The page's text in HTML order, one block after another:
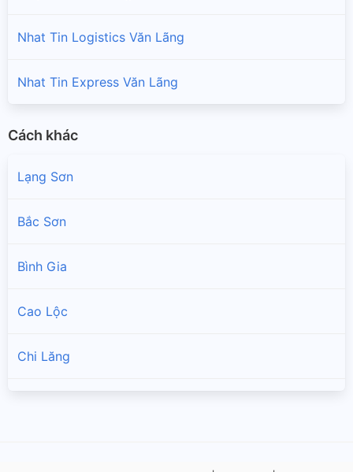
Nhat Tin Logistics Văn Lãng
Nhat Tin Express Văn Lãng
Cách khác
Lạng Sơn
Bắc Sơn
Bình Gia
Cao Lộc
Chi Lăng